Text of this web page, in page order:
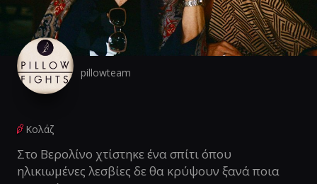
pillowteam
Κολάζ
Στο Βερολίνο χτίστηκε ένα σπίτι όπου
ηλικιωμένες λεσβίες δε θα κρύψουν ξανά ποια